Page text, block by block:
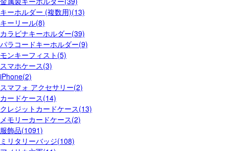
キーホルダー (複数用)(13)
キーリール(8)
カラビナキーホルダー(39)
パラコードキーホルダー(9)
モンキーフィスト(5)
スマホケース(3)
iPhone(2)
スマフォ アクセサリー(2)
カードケース(14)
クレジットカードケース(13)
メモリーカードケース(2)
服飾品(1091)
ミリタリーバッジ(108)